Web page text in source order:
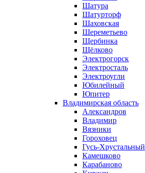
Шатура
Шатурторф
Шаховская
Шереметьево
Щербинка
Щёлково
Электрогорск
Электросталь
Электроугли
Юбилейный
Юпитер
Владимирская область
Александров
Владимир
Вязники
Гороховец
Гусь-Хрустальный
Камешково
Карабаново